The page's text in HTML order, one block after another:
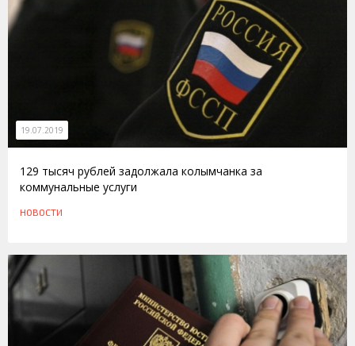
19.07.2019
129 тысяч рублей задолжала колымчанка за
коммунальные услуги
НОВОСТИ